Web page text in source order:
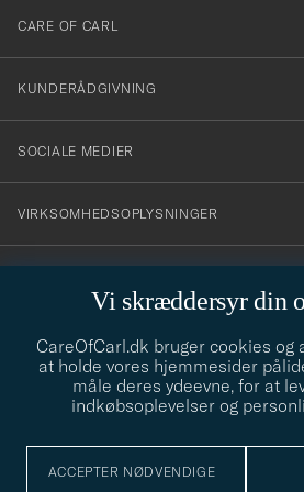
Vi skræddersyr din
CareOfCarl.dk bruger cookies og
at holde vores hjemmesider
måle deres ydeevne, for at
indkøbsoplevelser og
ACCEPTER NØDVENDIGE
till
vårt
nyhetsbrev!
CARE OF CARL
KUNDERÅDGIVNING
SOCIALE MEDIER
VIRKSOMHEDSOPLYSNINGER
info@careofcarl.dk
Behøver du hjælp til at finde din stil?
gerne til!
STILRÅD